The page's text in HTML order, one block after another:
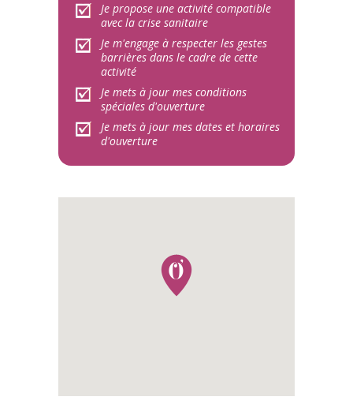
Je propose une activité compatible
avec la crise sanitaire
Je m'engage à respecter les gestes
barrières dans le cadre de cette
activité
Je mets à jour mes conditions
spéciales d'ouverture
Je mets à jour mes dates et horaires
d'ouverture